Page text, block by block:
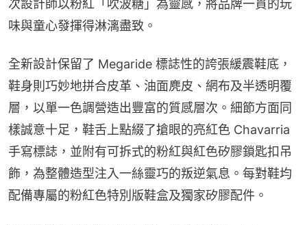
次設計師以粉紅「吹波糖」為靈感，將品牌一貫的玩
味與童心發揮得淋漓盡致。
全新設計保留了 Megaride 標誌性的誇張緩震鞋底，
鞋身則巧妙地拼合皮革、油面麂皮、網布及半透明覆
層，以單一色調營造出豐富的質感層次。細節方面同
樣誠意十足，鞋舌上點綴了搶眼的亮紅色 Chavarria
手寫標誌，並附有可拆式的粉紅與紅色矽膠鎖匙扣吊
飾，為整體造型注入一絲靈巧的叛逆氣息。每對鞋均
配備專屬的粉紅色特別版鞋盒及獨家矽膠配件。